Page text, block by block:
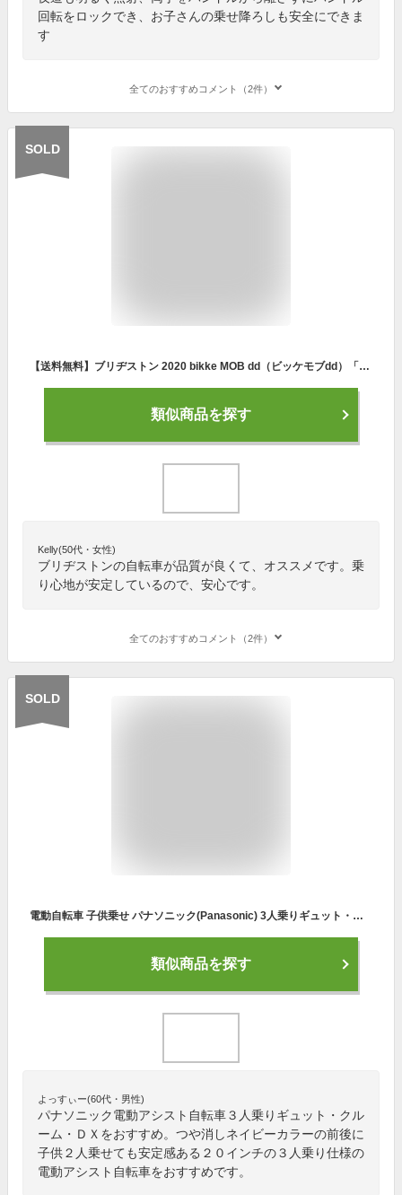
回転をロックでき、お子さんの乗せ降ろしも安全にできま
す
全てのおすすめコメント（2件）
SOLD
【送料無料】ブリヂストン 2020 bikke MOB dd（ビッケモブdd）「BM0B40」20インチ 3人乗り対応 電動自転車 子ども乗せ 子供乗せ お子様の送迎におすすめ おしゃれ
類似商品を探す
Kelly(50代・女性)
ブリヂストンの自転車が品質が良くて、オススメです。乗
り心地が安定しているので、安心です。
全てのおすすめコメント（2件）
SOLD
電動自転車 子供乗せ パナソニック(Panasonic) 3人乗りギュット・クルーム・DX マットネイビー 20インチ 2023年モデル BE-FFD031-C1
類似商品を探す
よっすぃー(60代・男性)
パナソニック電動アシスト自転車３人乗りギュット・クル
ーム・ＤＸをおすすめ。つや消しネイビーカラーの前後に
子供２人乗せても安定感ある２０インチの３人乗り仕様の
電動アシスト自転車をおすすめです。